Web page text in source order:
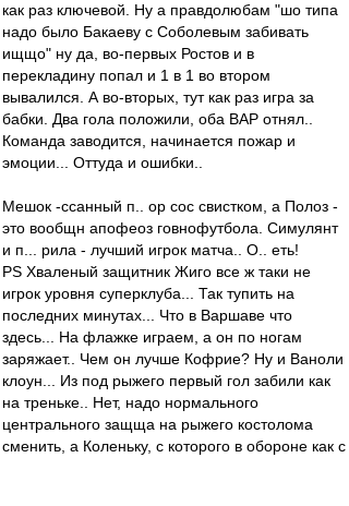
как раз ключевой. Ну а правдолюбам "шо типа
надо было Бакаеву с Соболевым забивать
ищщо" ну да, во-первых Ростов и в
перекладину попал и 1 в 1 во втором
вывалился. А во-вторых, тут как раз игра за
бабки. Два гола положили, оба ВАР отнял..
Команда заводится, начинается пожар и
эмоции... Оттуда и ошибки..
Мешок -ссанный п.. ор сос свистком, а Полоз -
это вообщн апофеоз говнофутбола. Симулянт
и п... рила - лучший игрок матча.. О.. еть!
PS Хваленый защитник Жиго все ж таки не
игрок уровня суперклуба... Так тупить на
последних минутах... Что в Варшаве что
здесь... На флажке играем, а он по ногам
заряжает.. Чем он лучше Кофрие? Ну и Ваноли
клоун... Из под рыжего первый гол забили как
на треньке.. Нет, надо нормального
центрального защща на рыжего костолома
сменить, а Коленьку, с которого в обороне как с